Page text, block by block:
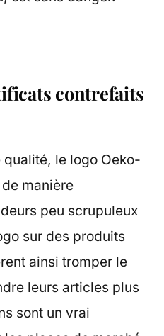
contrefaits
le logo Oeko-
manière
peu scrupuleux
sur des produits
ainsi tromper le
leurs articles plus
sont un vrai